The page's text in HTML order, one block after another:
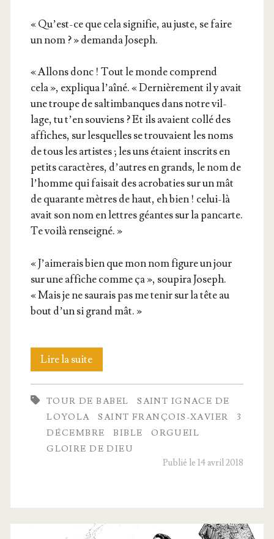
« Qu’est-ce que cela signi­fie, au juste, se faire
un nom ? » deman­da Joseph.
« Allons donc ! Tout le monde com­prend
cela », expli­qua l’aî­né. « Der­niè­re­ment il y avait
une troupe de sal­tim­banques dans notre vil­
lage, tu t’en sou­viens ? Et ils avaient col­lé des
affiches, sur les­quelles se trou­vaient les noms
de tous les artistes ; les uns étaient ins­crits en
petits carac­tères, d’autres en grands, le nom de
l’homme qui fai­sait des acro­ba­ties sur un mât
de qua­rante mètres de haut, eh bien ! celui-là
avait son nom en lettres géantes sur la pan­carte.
Te voi­là renseigné. »
« J’ai­me­rais bien que mon nom figure un jour
sur une affiche comme ça », sou­pi­ra Joseph.
« Mais je ne sau­rais pas me tenir sur la tête au
bout d’un si grand mât. »
Lire la suiteLa
construc­
tion
de
la
TOUR DE BABEL
SAINT IGNACE DE
LOYOLA
SAINT FRANÇOIS-XAVIER
3
DÉCEMBRE
BIBLE
ORGUEIL
GLOIRE DE DIEU
Publié le 14 avril 2018